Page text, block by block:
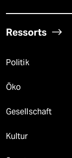
Ressorts
Politik
Öko
Gesellschaft
Kultur